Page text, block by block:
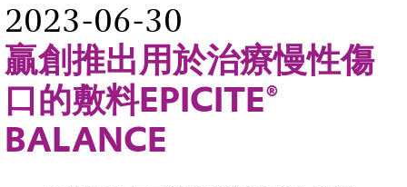
E-Mail
2023-06-30
贏創推出用於治療慢性傷
口的敷料EPICITE®
BALANCE